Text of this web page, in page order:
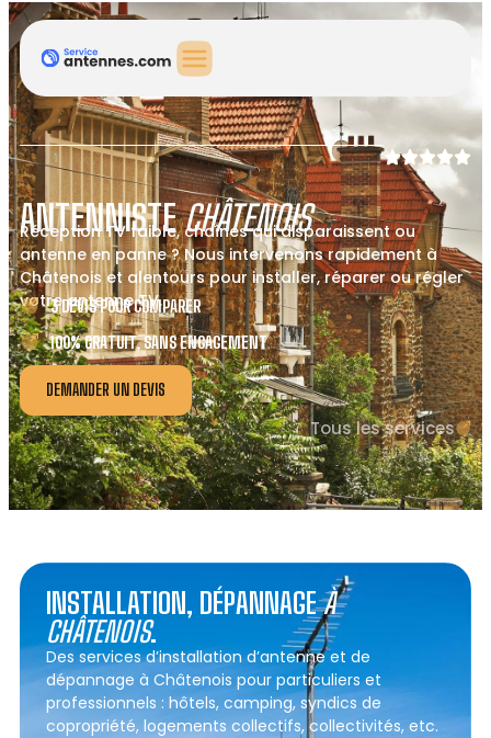
ANTENNISTECHÂTENOIS
Réception TV faible, chaînes qui disparaissent ou
antenne en panne ? Nous intervenons rapidement à
Châtenois et alentours pour installer, réparer ou régler
votre antenne TV.
3 DEVIS POUR COMPARER
100% GRATUIT, SANS ENGAGEMENT
DEMANDER UN DEVIS
Tous les services
INSTALLATION, DÉPANNAGEÀ
CHÂTENOIS.
Des services d’installation d’antenne et de
dépannage à Châtenois pour particuliers et
professionnels : hôtels, camping, syndics de
copropriété, logements collectifs, collectivités, etc.